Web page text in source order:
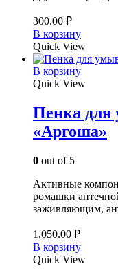
300.00 ₽
В корзину
Quick View
В корзину
Quick View
Пенка для
«Аргоша»
0 out of 5
Активные
ромашки
заживляющим,
1,050.00 ₽
В корзину
Quick View